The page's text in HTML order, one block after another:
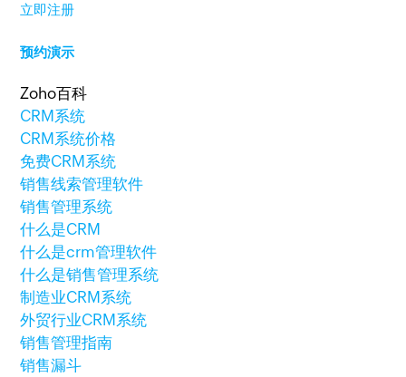
立即注册
预约演示
Zoho百科
CRM系统
CRM系统价格
免费CRM系统
销售线索管理软件
销售管理系统
什么是CRM
什么是crm管理软件
什么是销售管理系统
制造业CRM系统
外贸行业CRM系统
销售管理指南
销售漏斗